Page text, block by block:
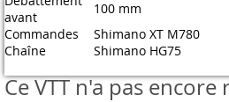
avant
100 mm
Commandes
Shimano XT M780
Chaîne
Shimano HG75
Ce VTT n'a pas encore